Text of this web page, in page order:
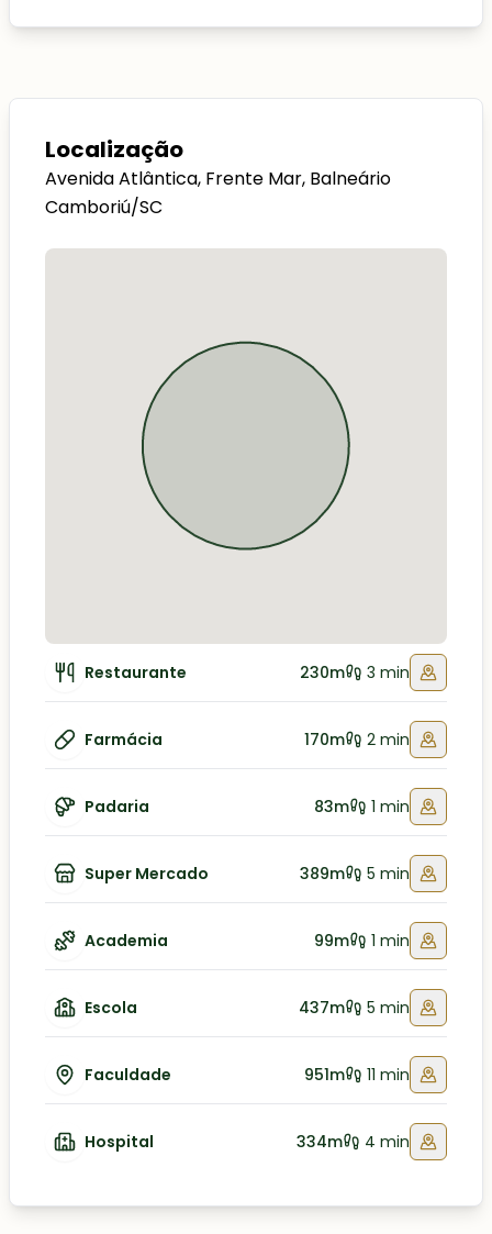
Localização
Avenida Atlântica, Frente Mar, Balneário
Camboriú/SC
Restaurante 230m 3 min
Farmácia 170m 2 min
Padaria 83m 1 min
Super Mercado 389m 5 min
Academia 99m 1 min
Escola 437m 5 min
Faculdade 951m 11 min
Hospital 334m 4 min